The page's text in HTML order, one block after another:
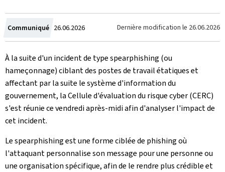
Communiqué Crée
le
26.06.2026 Dernière modification le 26.06.2026
À la suite d'un incident de type spearphishing (ou
hameçonnage) ciblant des postes de travail étatiques et
affectant par la suite le système d'information du
gouvernement, la Cellule d'évaluation du risque cyber (CERC)
s'est réunie ce vendredi après-midi afin d'analyser l'impact de
cet incident.
Le spearphishing est une forme ciblée de phishing où
l'attaquant personnalise son message pour une personne ou
une organisation spécifique, afin de le rendre plus crédible et